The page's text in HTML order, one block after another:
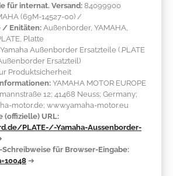
für internat. Versand:84099900
(69M-14527-00) /
/ Enitäten: Außenborder, YAMAHA,
Platte
Yamaha Außenborder Ersatzteile (.PLATE
Ersatzteil)
Produktsicherheit
YAMAHA MOTOR EUROPE
12; 41468 Neuss; Germany;
motor.de; www.yamaha-motor.eu
(offizielle) URL:
PLATE-/-Yamaha-Aussenborder-
Schreibweise für Browser-Eingabe:
➔